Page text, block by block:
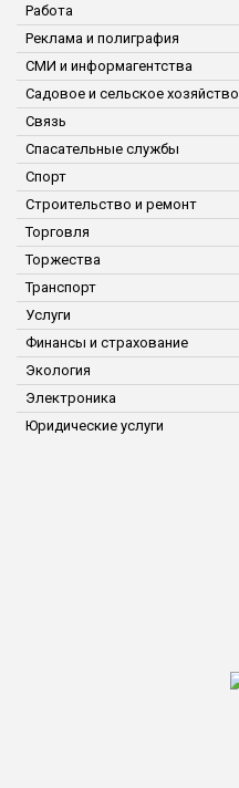
Работа
Реклама и полиграфия
СМИ и информагентства
Садовое и сельское хозяйство
Связь
Спасательные службы
Спорт
Строительство и ремонт
Торговля
Торжества
Транспорт
Услуги
Финансы и страхование
Экология
Электроника
Юридические услуги